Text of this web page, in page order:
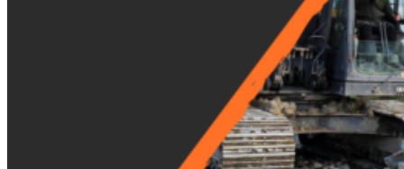
Attache Rapide Coupleur Mécanique 2 Axes
Attache Rapide - Coupleur CANGINI (MBI)
COMPACTEURS HUSQVARNA
Attache Rapide - Coupleur Morin
Attache Rapide Coupleur Mécanique 2 Axes
Attache Rapide - Coupleur Klac
Attache Rapide - Coupleur CANGINI (MBI)
COMPACTEURS HUSQVARNA